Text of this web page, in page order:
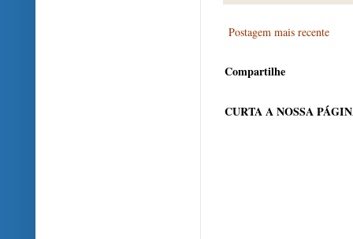
Postagem mais recente
Compartilhe
CURTA A NOSSA